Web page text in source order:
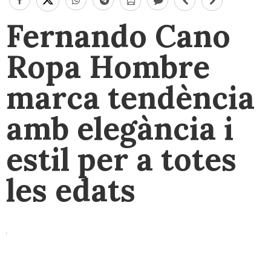
Fernando Cano
Ropa Hombre
marca tendència
amb elegància i
estil per a totes
les edats